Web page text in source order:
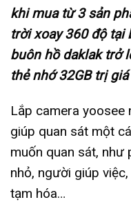
khi mua từ 3 sản
trời xoay 360 độ tại
buôn hồ daklak trở
thẻ nhớ 32GB trị
Lắp camera yoosee
giúp quan sát một
muốn quan sát, như
nhỏ, người giúp
tạm hóa…